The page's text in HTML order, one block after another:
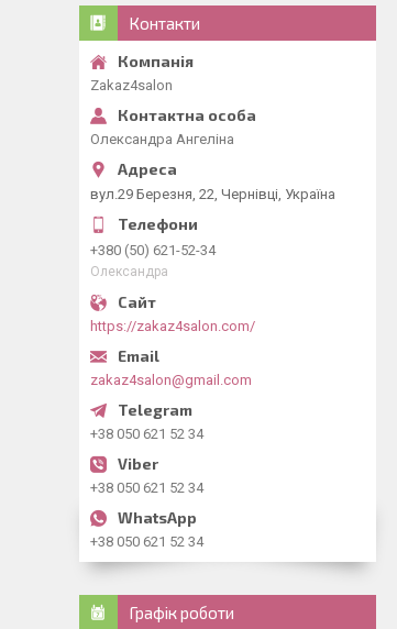
Контакти
Zakaz4salon
Олександра Ангеліна
вул.29 Березня, 22, Чернівці, Україна
+380 (50) 621-52-34
Олександра
https://zakaz4salon.com/
zakaz4salon@gmail.com
+38 050 621 52 34
+38 050 621 52 34
+38 050 621 52 34
Графік роботи